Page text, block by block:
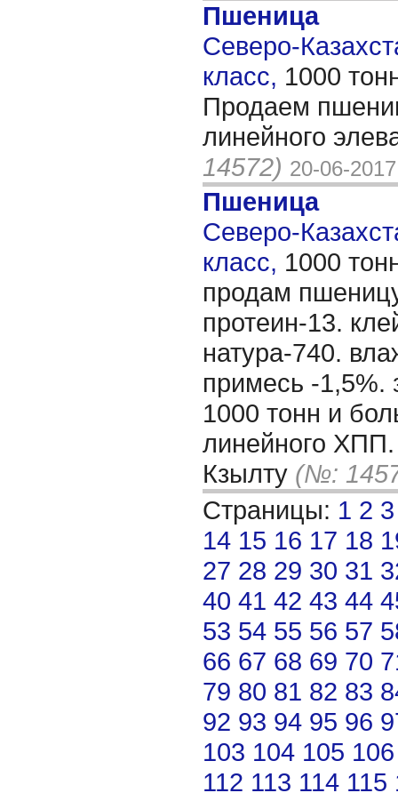
Пшеница
Северо-
класс, 1000
Продаем
линейного
14572) 20-06-2017
Пшеница
Северо-
класс, 1000
продам
протеин-13.
натура-740.
примесь -1,5%.
1000 тонн и
линейного
Кзылту (№:
Страницы: 1 2 3
14 15 16 17 18
27 28 29 30 31
40 41 42 43 44
53 54 55 56 57
66 67 68 69 70
79 80 81 82 83
92 93 94 95 96
103 104 105 106
112 113 114 115